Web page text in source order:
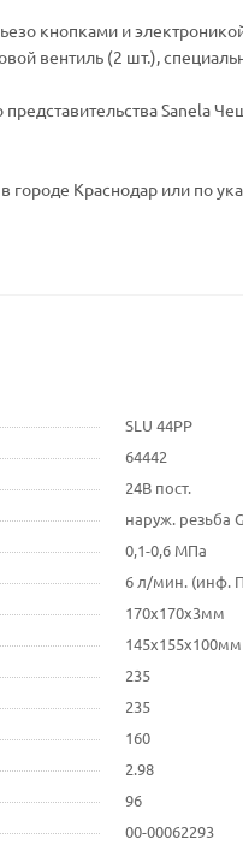
кнопками и
вентиль (2 шт.),
Sanela
Краснодар или по
SLU 44PP
64442
24В пост.
наруж. резьба
0,1-0,6 МПа
6 л/мин. (инф.
170x170x3мм
145x155x100мм
235
235
160
2.98
96
00-00062293